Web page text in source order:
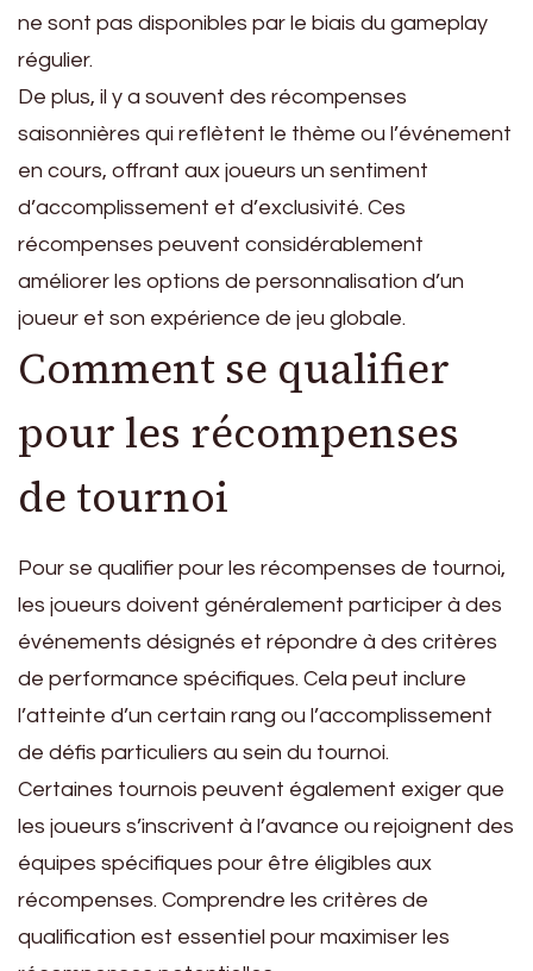
ne sont pas disponibles par le biais du gameplay
régulier.
De plus, il y a souvent des récompenses
saisonnières qui reflètent le thème ou l’événement
en cours, offrant aux joueurs un sentiment
d’accomplissement et d’exclusivité. Ces
récompenses peuvent considérablement
améliorer les options de personnalisation d’un
joueur et son expérience de jeu globale.
Comment se qualifier
pour les récompenses
de tournoi
Pour se qualifier pour les récompenses de tournoi,
les joueurs doivent généralement participer à des
événements désignés et répondre à des critères
de performance spécifiques. Cela peut inclure
l’atteinte d’un certain rang ou l’accomplissement
de défis particuliers au sein du tournoi.
Certaines tournois peuvent également exiger que
les joueurs s’inscrivent à l’avance ou rejoignent des
équipes spécifiques pour être éligibles aux
récompenses. Comprendre les critères de
qualification est essentiel pour maximiser les